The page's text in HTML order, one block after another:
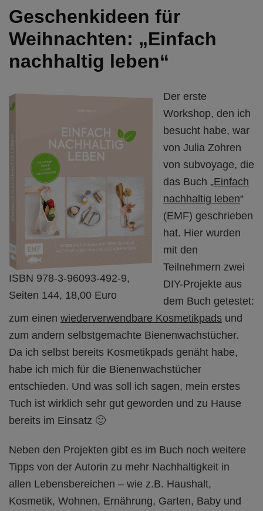
Geschenkideen für
Weihnachten: „Einfach
nachhaltig leben“
ISBN 978-3-96093-492-9,
Seiten 144, 18,00 Euro
Der erste
Workshop, den ich
besucht habe, war
von Julia Zohren
von subvoyage, die
das Buch „Einfach
nachhaltig leben“
(EMF) geschrieben
hat. Hier wurden
mit den
Teilnehmern zwei
DIY-Projekte aus
dem Buch getestet:
zum einen wiederverwendbare Kosmetikpads und
zum andern selbstgemachte Bienenwachstücher.
Da ich selbst bereits Kosmetikpads genäht habe,
habe ich mich für die Bienenwachstücher
entschieden. Und was soll ich sagen, mein erstes
Tuch ist wirklich sehr gut geworden und zu Hause
bereits im Einsatz 🙂
Neben den Projekten gibt es im Buch noch weitere
Tipps von der Autorin zu mehr Nachhaltigkeit in
allen Lebensbereichen – wie z.B. Haushalt,
Kosmetik, Wohnen, Ernährung, Garten, Baby und